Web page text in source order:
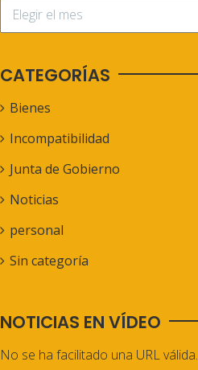
CATEGORÍAS
Bienes
Incompatibilidad
Junta de Gobierno
Noticias
personal
Sin categoría
NOTICIAS EN VÍDEO
No se ha facilitado una URL válida.